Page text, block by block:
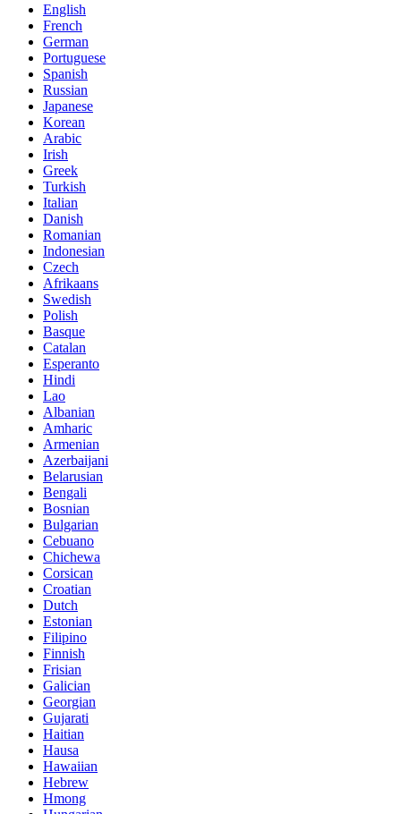
English
French
German
Portuguese
Spanish
Russian
Japanese
Korean
Arabic
Irish
Greek
Turkish
Italian
Danish
Romanian
Indonesian
Czech
Afrikaans
Swedish
Polish
Basque
Catalan
Esperanto
Hindi
Lao
Albanian
Amharic
Armenian
Azerbaijani
Belarusian
Bengali
Bosnian
Bulgarian
Cebuano
Chichewa
Corsican
Croatian
Dutch
Estonian
Filipino
Finnish
Frisian
Galician
Georgian
Gujarati
Haitian
Hausa
Hawaiian
Hebrew
Hmong